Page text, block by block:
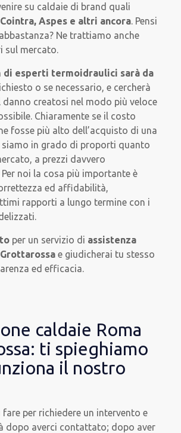
su caldaie di brand quali
Aspes e altri ancora. Pensi
Ne trattiamo anche
sul mercato.
di esperti termoidraulici sarà da
o se necessario, e cercherà
danno creatosi nel modo più veloce
Chiaramente se il costo
fosse più alto dell’acquisto di una
siamo in grado di proporti quanto
a prezzi davvero
noi la cosa più importante è
ed affidabilità,
rapporti a lungo termine con i
per un servizio di assistenza
e giudicherai tu stesso
ed efficacia.
caldaie Roma
ti spieghiamo
il nostro
fare per richiedere un intervento e
dopo averci contattato; dopo aver